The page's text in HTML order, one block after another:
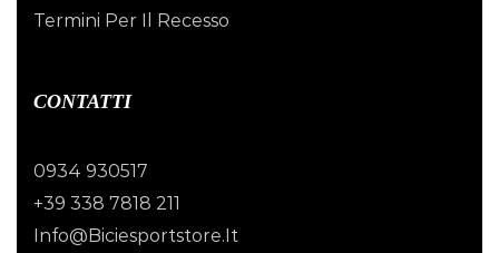
Termini Per Il Recesso
CONTATTI
0934 930517
+39 338 7818 211
Info@biciesportstore.it